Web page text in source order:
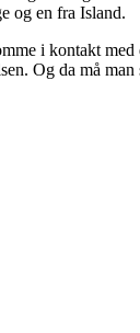
og en fra Island.
i kontakt
Og da må